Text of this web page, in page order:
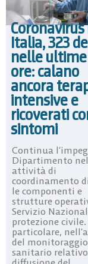
Italia, 323
nelle
ore: calano
ancora
intensive e
ricoverati
sintomi
Continua
Dipartimento
attività di
coordinamento
le componenti e
strutture
Servizio
protezione civile.
particolare,
del monitoraggio
sanitario